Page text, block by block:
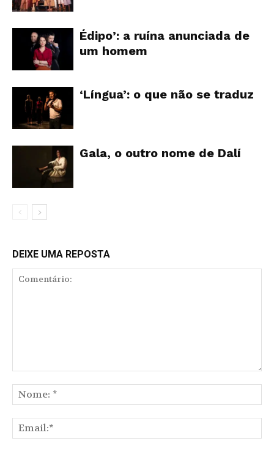
Édipo’: a ruína anunciada de
um homem
‘Língua’: o que não se traduz
Gala, o outro nome de Dalí
DEIXE UMA REPOSTA